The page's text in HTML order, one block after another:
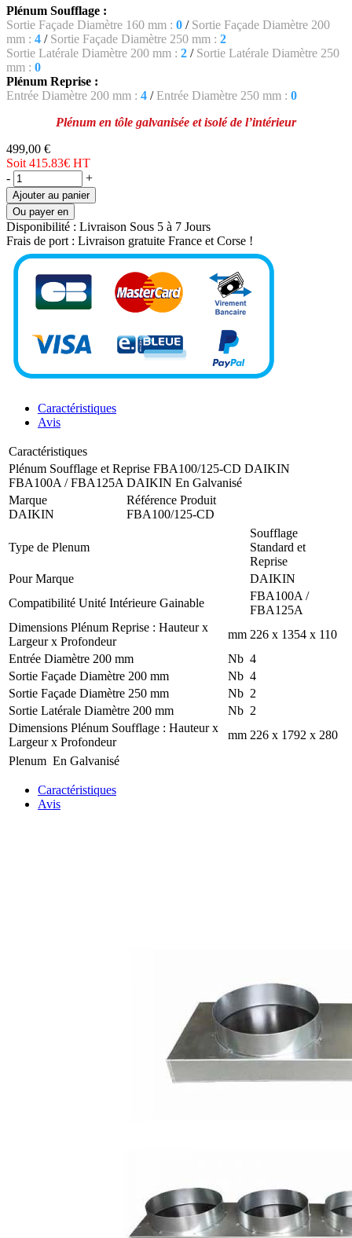
Plénum Soufflage :
Sortie Façade Diamètre 160 mm : 0 /Sortie Façade Diamètre 200
mm : 4 /Sortie Façade Diamètre 250 mm : 2
Sortie Latérale Diamètre 200 mm : 2 / Sortie Latérale Diamètre 250
mm : 0
Plénum Reprise :
Entrée Diamètre 200 mm : 4 /Entrée Diamètre 250 mm : 0
Plénum en tôle galvanisée et isolé de l’intérieur
499,00 €
Soit 415.83€ HT
-
+
Ajouter au panier
Ou payer en
Disponibilité : Livraison Sous 5 à 7 Jours
Frais de port : Livraison gratuite France et Corse !
Caractéristiques
Avis
Caractéristiques
Plénum Soufflage et Reprise FBA100/125-CD DAIKIN
FBA100A / FBA125A DAIKIN En Galvanisé
Marque
DAIKIN
Référence Produit
FBA100/125-CD
Type de Plenum
Soufflage
Standard et
Reprise
Pour Marque
DAIKIN
Compatibilité Unité Intérieure Gainable
FBA100A /
FBA125A
Dimensions Plénum Reprise : Hauteur x
Largeur x Profondeur
mm 226 x 1354 x 110
Entrée Diamètre 200 mm
Nb 4
Sortie Façade Diamètre 200 mm
Nb 4
Sortie Façade Diamètre 250 mm
Nb 2
Sortie Latérale Diamètre 200 mm
Nb 2
Dimensions Plénum Soufflage : Hauteur x
Largeur x Profondeur
mm 226 x 1792 x 280
Plenum En Galvanisé
Caractéristiques
Avis